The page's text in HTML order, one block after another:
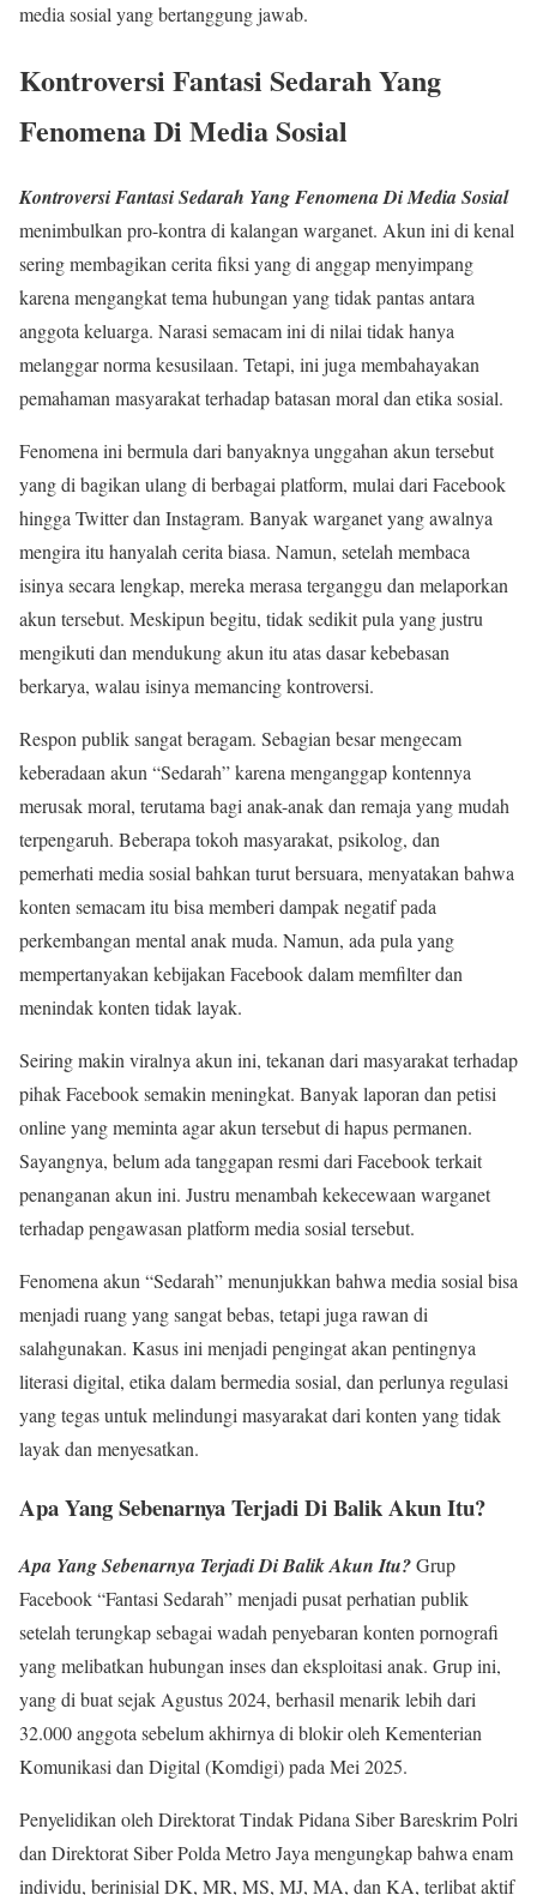
media sosial yang bertanggung jawab.
Kontroversi Fantasi Sedarah Yang
Fenomena Di Media Sosial
Kontroversi Fantasi Sedarah Yang Fenomena Di Media Sosial
menimbulkan pro-kontra di kalangan warganet. Akun ini di kenal
sering membagikan cerita fiksi yang di anggap menyimpang
karena mengangkat tema hubungan yang tidak pantas antara
anggota keluarga. Narasi semacam ini di nilai tidak hanya
melanggar norma kesusilaan. Tetapi, ini juga membahayakan
pemahaman masyarakat terhadap batasan moral dan etika sosial.
Fenomena ini bermula dari banyaknya unggahan akun tersebut
yang di bagikan ulang di berbagai platform, mulai dari Facebook
hingga Twitter dan Instagram. Banyak warganet yang awalnya
mengira itu hanyalah cerita biasa. Namun, setelah membaca
isinya secara lengkap, mereka merasa terganggu dan melaporkan
akun tersebut. Meskipun begitu, tidak sedikit pula yang justru
mengikuti dan mendukung akun itu atas dasar kebebasan
berkarya, walau isinya memancing kontroversi.
Respon publik sangat beragam. Sebagian besar mengecam
keberadaan akun “Sedarah” karena menganggap kontennya
merusak moral, terutama bagi anak-anak dan remaja yang mudah
terpengaruh. Beberapa tokoh masyarakat, psikolog, dan
pemerhati media sosial bahkan turut bersuara, menyatakan bahwa
konten semacam itu bisa memberi dampak negatif pada
perkembangan mental anak muda. Namun, ada pula yang
mempertanyakan kebijakan Facebook dalam memfilter dan
menindak konten tidak layak.
Seiring makin viralnya akun ini, tekanan dari masyarakat terhadap
pihak Facebook semakin meningkat. Banyak laporan dan petisi
online yang meminta agar akun tersebut di hapus permanen.
Sayangnya, belum ada tanggapan resmi dari Facebook terkait
penanganan akun ini. Justru menambah kekecewaan warganet
terhadap pengawasan platform media sosial tersebut.
Fenomena akun “Sedarah” menunjukkan bahwa media sosial bisa
menjadi ruang yang sangat bebas, tetapi juga rawan di
salahgunakan. Kasus ini menjadi pengingat akan pentingnya
literasi digital, etika dalam bermedia sosial, dan perlunya regulasi
yang tegas untuk melindungi masyarakat dari konten yang tidak
layak dan menyesatkan.
Apa Yang Sebenarnya Terjadi Di Balik Akun Itu?
Apa Yang Sebenarnya Terjadi Di Balik Akun Itu?Grup
Facebook “Fantasi Sedarah” menjadi pusat perhatian publik
setelah terungkap sebagai wadah penyebaran konten pornografi
yang melibatkan hubungan inses dan eksploitasi anak. Grup ini,
yang di buat sejak Agustus 2024, berhasil menarik lebih dari
32.000 anggota sebelum akhirnya di blokir oleh Kementerian
Komunikasi dan Digital (Komdigi) pada Mei 2025.
Penyelidikan oleh Direktorat Tindak Pidana Siber Bareskrim Polri
dan Direktorat Siber Polda Metro Jaya mengungkap bahwa enam
individu, berinisial DK, MR, MS, MJ, MA, dan KA, terlibat aktif